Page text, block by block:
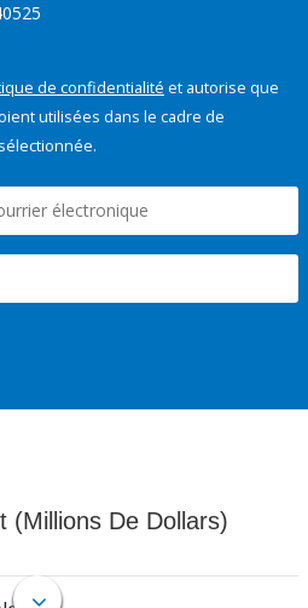
de confidentialité et autorise que
utilisées dans le cadre de
(Millions De Dollars)